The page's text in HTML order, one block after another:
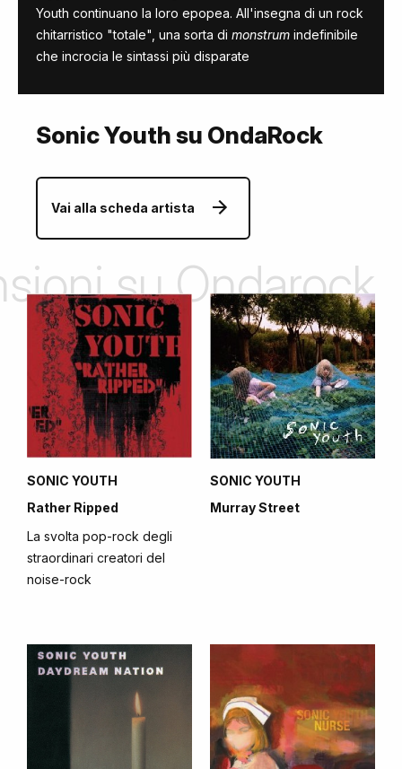
Youth continuano la loro epopea. All'insegna di un rock
chitarristico "totale", una sorta di monstrum indefinibile
che incrocia le sintassi più disparate
Sonic Youth su OndaRock
Vai alla scheda artista
su Ondarock
SONIC YOUTH
Rather Ripped
La svolta pop-rock degli
straordinari creatori del
noise-rock
SONIC YOUTH
Murray Street